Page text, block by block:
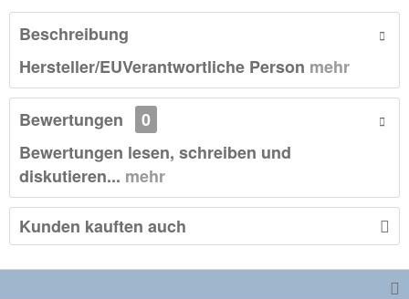
Beschreibung
Hersteller/EUVerantwortliche Person mehr
Bewertungen
0
Bewertungen lesen, schreiben und
diskutieren... mehr
Kunden kauften auch